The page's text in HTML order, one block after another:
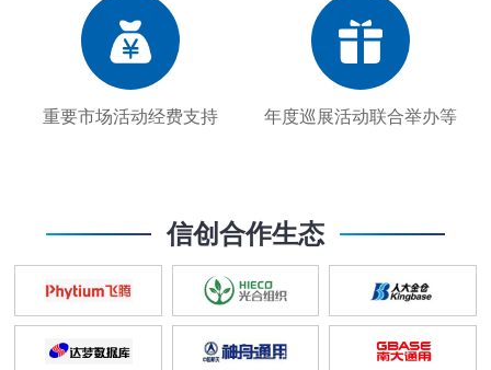
重要市场活动经费支持 年度巡展活动联合举办等
信创合作生态